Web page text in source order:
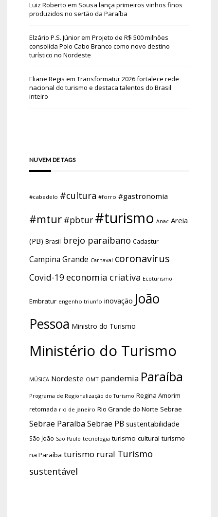
Luiz Roberto em Sousa lança primeiros vinhos finos
produzidos no sertão da Paraíba
Elzário P.S. Júniorem Projeto de R$ 500 milhões
consolida Polo Cabo Branco como novo destino
turístico no Nordeste
Eliane Regis em Transformatur 2026 fortalece rede
nacional do turismo e destaca talentos do Brasil
inteiro
NUVEM DE TAGS
#cabedelo #cultura #forro #gastronomia
#mtur #pbtur #turismo Anac Areia
(PB) Brasil brejo paraibano Cadastur
Campina Grande Carnaval coronavírus
Covid-19 economia criativa Ecoturismo
Embratur engenho triunfo inovação João
Pessoa Ministro do Turismo
Ministério do Turismo
MÚSICA Nordeste OMT pandemia Paraíba
Programa de Regionalização do Turismo Regina Amorim
retomada rio de janeiro Rio Grande do Norte Sebrae
Sebrae Paraíba Sebrae PB sustentabilidade
São João São Paulo tecnologia turismo cultural turismo
na Paraíba turismo rural Turismo
sustentável